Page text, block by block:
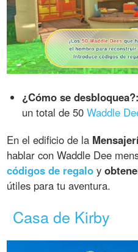
¿Cómo se desbloquea?:
un total de 50Waddle
En el edificio de la
hablar con Waddle Dee
códigos de regalo y
útiles para tu aventura.
Casa de Kirby